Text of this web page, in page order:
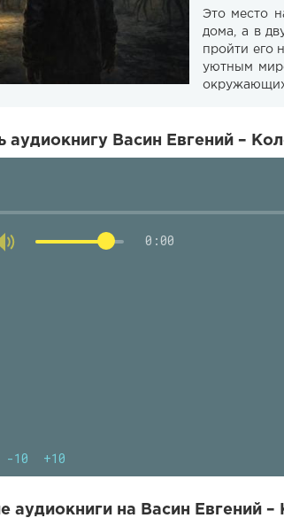
Это место
дома, а в
пройти его
уютным
аудиокнигу Васин Евгений –
0:00
-10 +10
аудиокниги на Васин Евгений –